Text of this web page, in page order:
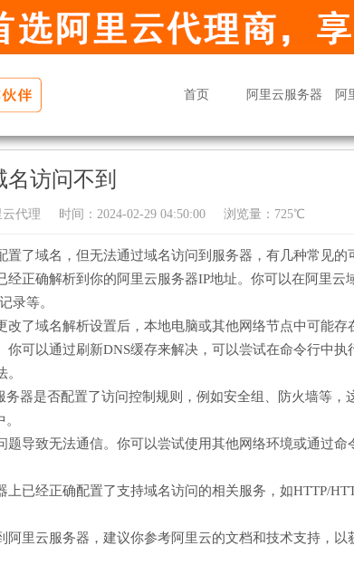
首页 阿里云服务器 阿
访问不到
云代理 时间：2024-02-29 04:50:00 浏览量：725℃
了域名，但无法通过域名访问到服务器，有几种常见的
经正确解析到你的阿里云服务器IP地址。你可以在阿里云
录等。
改了域名解析设置后，本地电脑或其他网络节点中可能存
你可以通过刷新DNS缓存来解决，可以尝试在命令行中执
器是否配置了访问控制规则，例如安全组、防火墙等，
题导致无法通信。你可以尝试使用其他网络环境或通过命
上已经正确配置了支持域名访问的相关服务，如HTTP/
阿里云服务器，建议你参考阿里云的文档和技术支持，以